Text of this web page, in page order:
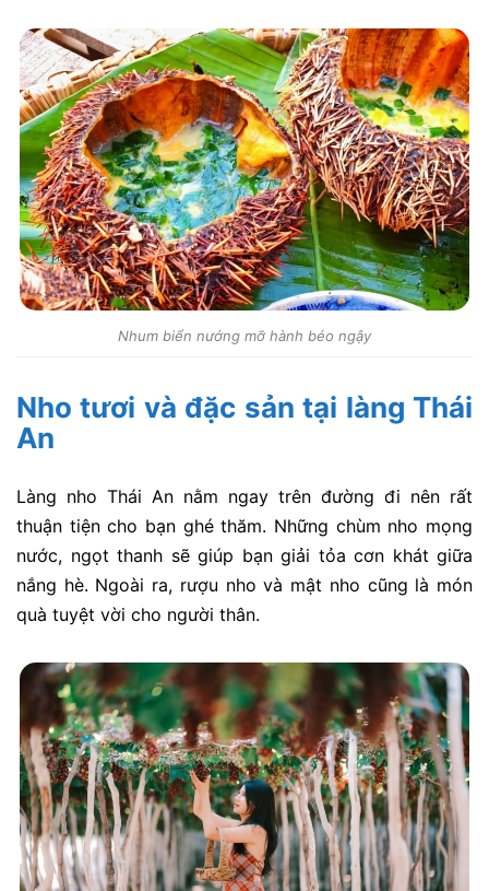
Nhum biển nướng mỡ hành béo ngậy
Nho tươi và đặc sản tại làng Thái
An
Làng nho Thái An nằm ngay trên đường đi nên rất
thuận tiện cho bạn ghé thăm. Những chùm nho mọng
nước, ngọt thanh sẽ giúp bạn giải tỏa cơn khát giữa
nắng hè. Ngoài ra, rượu nho và mật nho cũng là món
quà tuyệt vời cho người thân.